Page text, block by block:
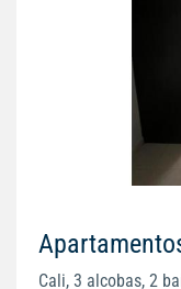
Cali, 3 alcobas, 2